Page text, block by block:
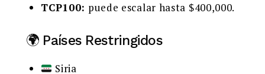
TCP100: puede escalar hasta $400,000.
🌍 Países Restringidos
Siria